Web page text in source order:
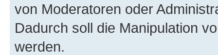
von Moderatoren oder
Dadurch soll die Manipulation
werden.